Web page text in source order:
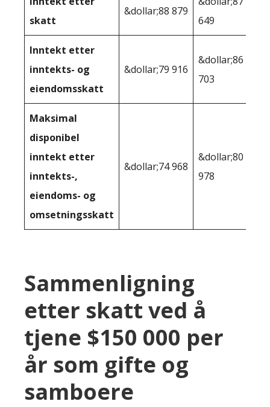
skatt
&dollar;88 879
649
Inntekt etter
inntekts- og
eiendomsskatt
&dollar;79 916
&dollar;86
703
Maksimal
disponibel
inntekt etter
inntekts-,
eiendoms- og
omsetningsskatt
&dollar;74 968
&dollar;80
978
Sammenligning
etter skatt ved å
tjene $150 000 per
år som gifte og
samboere